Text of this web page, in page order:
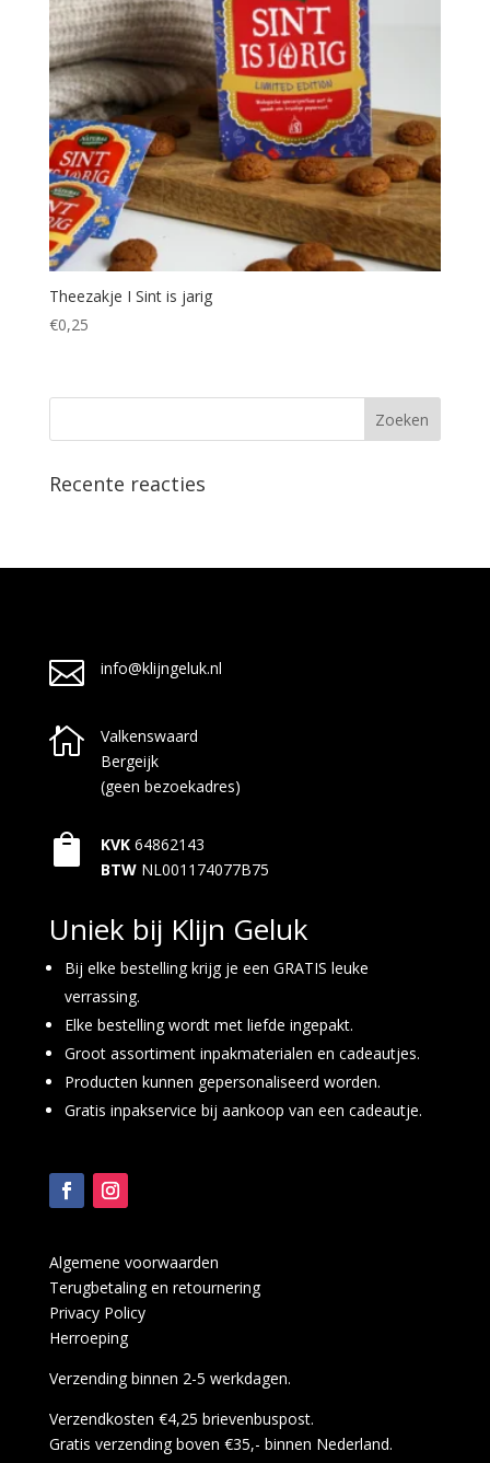
Theezakje I Sint is jarig
€0,25
Recente reacties
 info@klijngeluk.nl

Valkenswaard
Bergeijk
(geen bezoekadres)
 KVK 64862143
BTW NL001174077B75
Uniek bij Klijn Geluk
Bij elke bestelling krijg je een GRATIS leuke
verrassing.
Elke bestelling wordt met liefde ingepakt.
Groot assortiment inpakmaterialen en cadeautjes.
Producten kunnen gepersonaliseerd worden.
Gratis inpakservice bij aankoop van een cadeautje.
Algemene voorwaarden
Terugbetaling en retournering
Privacy Policy
Herroeping
Verzending binnen 2-5 werkdagen.
Verzendkosten €4,25 brievenbuspost.
Gratis verzending boven €35,- binnen Nederland.